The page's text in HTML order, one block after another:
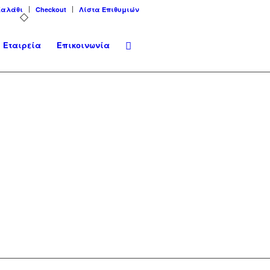
Checkout Λίστα Επιθυμιών
Εταιρεία Επικοινωνία